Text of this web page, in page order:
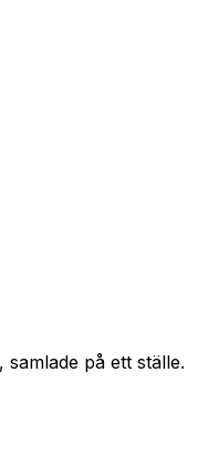
på ett ställe.